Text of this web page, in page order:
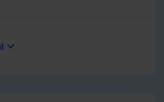
expand_more